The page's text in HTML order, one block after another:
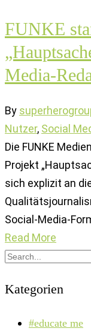
FUNKE
Media-
By
Nutzer, Social
Die FUNKE
Projekt
sich explizit an
Social-Media-
Read More
Kategorien
#educate me